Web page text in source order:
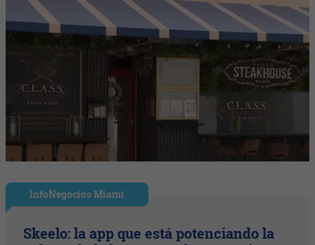
InfoNegocios Miami
Skeelo: la app que está potenciando la